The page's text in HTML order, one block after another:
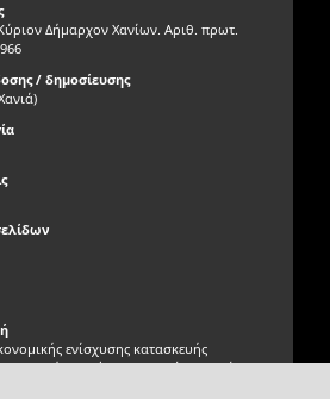
Δήμαρχον Χανίων. Αριθ. πρωτ.
/ δημοσίευσης
ενίσχυσης κατασκευής
Σοφοκλή Βενιζέλου και Ηρώου Πεσόντων,